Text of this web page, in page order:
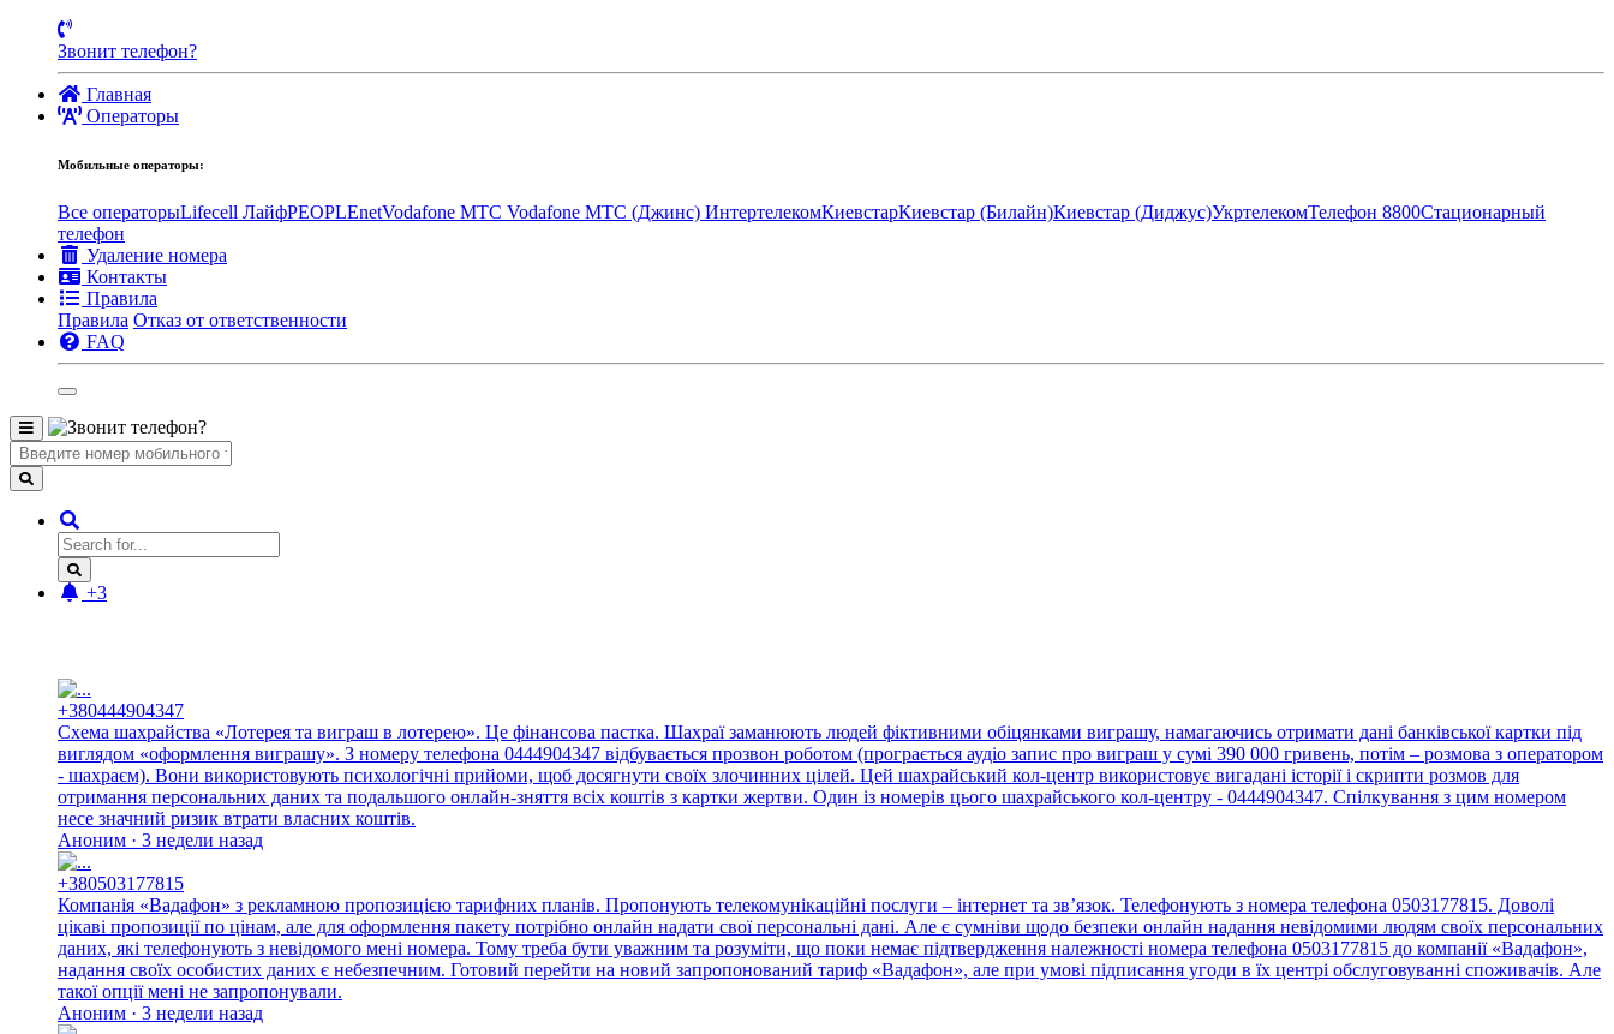
Звонит телефон?
Главная
Операторы
Мобильные операторы:
Все операторыLifecell ЛайфPEOPLEnetVodafone MTC Vodafone МТС (Джинс) ИнтертелекомКиевстарКиевстар (Билайн)Киевстар (Диджус)УкртелекомТелефон 8800Стационарный
телефон
Удаление номера
Контакты
Правила
Правила Отказ от ответственности
FAQ
+3
+380444904347
Схема шахрайства «Лотерея та виграш в лотерею». Це фінансова пастка. Шахраї заманюють людей фіктивними обіцянками виграшу, намагаючись отримати дані банківської картки під
виглядом «оформлення виграшу». З номеру телефона 0444904347 відбувається прозвон роботом (програється аудіо запис про виграш у сумі 390 000 гривень, потім – розмова з оператором
- шахраєм). Вони використовують психологічні прийоми, щоб досягнути своїх злочинних цілей. Цей шахрайський кол-центр використовує вигадані історії і скрипти розмов для
отримання персональних даних та подальшого онлайн-зняття всіх коштів з картки жертви. Один із номерів цього шахрайського кол-центру - 0444904347. Спілкування з цим номером
несе значний ризик втрати власних коштів.
Аноним · 3 недели назад
+380503177815
Компанія «Вадафон» з рекламною пропозицією тарифних планів. Пропонують телекомунікаційні послуги – інтернет та зв’язок. Телефонують з номера телефона 0503177815. Доволі
цікаві пропозиції по цінам, але для оформлення пакету потрібно онлайн надати свої персональні дані. Але є сумніви щодо безпеки онлайн надання невідомими людям своїх персональних
даних, які телефонують з невідомого мені номера. Тому треба бути уважним та розуміти, що поки немає підтвердження належності номера телефона 0503177815 до компанії «Вадафон»,
надання своїх особистих даних є небезпечним. Готовий перейти на новий запропонований тариф «Вадафон», але при умові підписання угоди в їх центрі обслуговуванні споживачів. Але
такої опції мені не запропонували.
Аноним · 3 недели назад